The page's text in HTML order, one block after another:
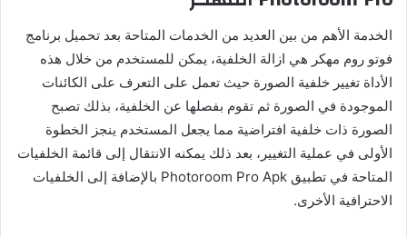
الخدمة الأهم من بين العديد من الخدمات المتاحة بعد تحميل برنامج
فوتو روم مهكر هي ازالة الخلفية، يمكن للمستخدم من خلال هذه
الأداة تغيير خلفية الصورة حيث تعمل على التعرف على الكائنات
الموجودة في الصورة ثم تقوم بفصلها عن الخلفية، بذلك تصبح
الصورة ذات خلفية افتراضية مما يجعل المستخدم ينجز الخطوة
الأولى في عملية التغيير، بعد ذلك يمكنه الانتقال إلى قائمة الخلفيات
المتاحة في تطبيق Photoroom Pro Apk بالإضافة إلى الخلفيات
الاحترافية الأخرى.